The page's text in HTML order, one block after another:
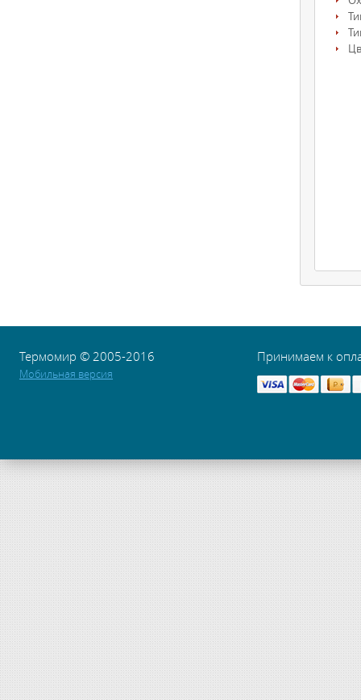
Термомир © 2005-2016
Мобильная версия
Принимаем к